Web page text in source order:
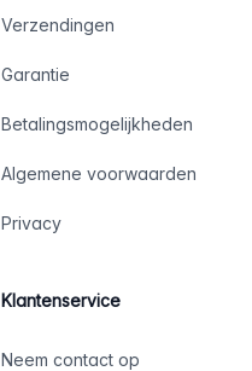
Verzendingen
Garantie
Betalingsmogelijkheden
Algemene voorwaarden
Privacy
Klantenservice
Neem contact op